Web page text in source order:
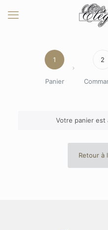
1
Panier
2
Votre panier est
Retour à